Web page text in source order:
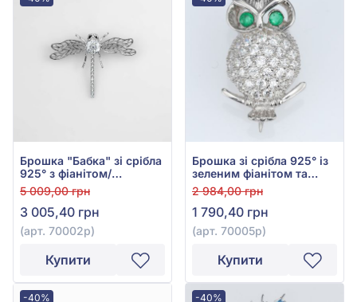
Брошка "Бабка" зі срібла
925° з фіанітом/
куб.цирконієм, арт.
70002р
5 009,00 грн
3 005,40 грн
(арт. 70002р)
Купити
Брошка зі срібла 925° із
зеленим фіанітом та
фіанітом, арт. 70005р
2 984,00 грн
1 790,40 грн
(арт. 70005р)
Купити
-40% -40%